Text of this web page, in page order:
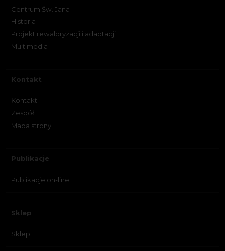
Centrum Św. Jana
Historia
Projekt rewaloryzacji i adaptacji
Multimedia
Kontakt
Kontakt
Zespół
Mapa strony
Publikacje
Publikacje on-line
Sklep
Sklep